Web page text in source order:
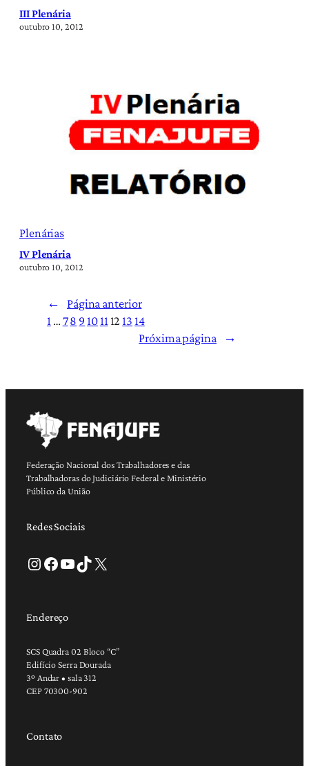
III Plenária
outubro 10, 2012
Plenárias
IV Plenária
outubro 10, 2012
←
Página anterior
1 …78 9 1011 12 13 14
Próxima página
→
Federação Nacional dos Trabalhadores e das
Trabalhadoras do Judiciário Federal e Ministério
Público da União
Redes Sociais
Instagram Facebook Youtube TikTok X
Endereço
SCS Quadra 02 Bloco “C”
Edifício Serra Dourada
3º Andar • sala 312
CEP 70300-902
Contato